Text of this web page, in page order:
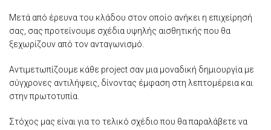
Μετά από έρευνα του κλάδου στον οποίο ανήκει η επιχείρησή
σας, σας προτείνουμε σχέδια υψηλής αισθητικής που θα
ξεχωρίζουν από τον ανταγωνισμό.
Αντιμετωπίζουμε κάθε project σαν μια μοναδική δημιουργία με
σύγχρονες αντιλήψεις, δίνοντας έμφαση στη λεπτομέρεια και
στην πρωτοτυπία.
Στόχος μας είναι για το τελικό σχέδιο που θα παραλάβετε να